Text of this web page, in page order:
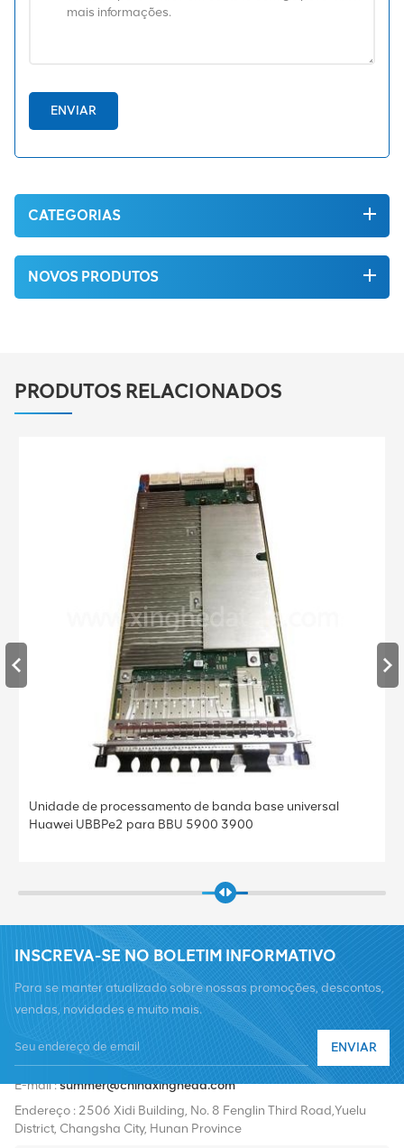
ENVIAR
CATEGORIAS
NOVOS PRODUTOS
PRODUTOS RELACIONADOS
Unidade de processamento de banda base universal
Huawei UBBPe2 para BBU 5900 3900
INSCREVA-SE NO BOLETIM INFORMATIVO
Para se manter atualizado sobre nossas promoções, descontos,
vendas, novidades e muito mais.
ENVIAR
E-mail :summer@chinaxingheda.com
Endereço : 2506 Xidi Building, No. 8 Fenglin Third Road,Yuelu
District, Changsha City, Hunan Province